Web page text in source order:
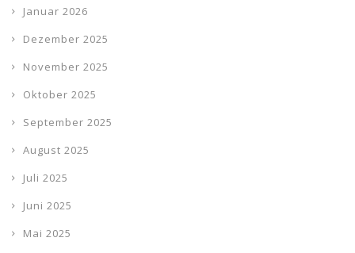
Januar 2026
Dezember 2025
November 2025
Oktober 2025
September 2025
August 2025
Juli 2025
Juni 2025
Mai 2025